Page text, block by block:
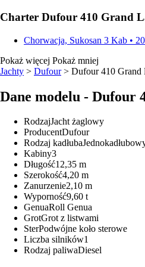
Charter Dufour 410 Grand
Chorwacja, Sukosan 3 Kab •
Pokaż więcej Pokaż mniej
Jachty > Dufour> Dufour 410 Grand
Dane modelu - Dufour
RodzajJacht żaglowy
ProducentDufour
Rodzaj kadłuba
Kabiny3
Długość12,35 m
Szerokość4,20 m
Zanurzenie2,10 m
Wyporność9,60 t
GenuaRoll Genua
GrotGrot z listwami
SterPodwójne koło sterowe
Liczba silników1
Rodzaj paliwaDiesel